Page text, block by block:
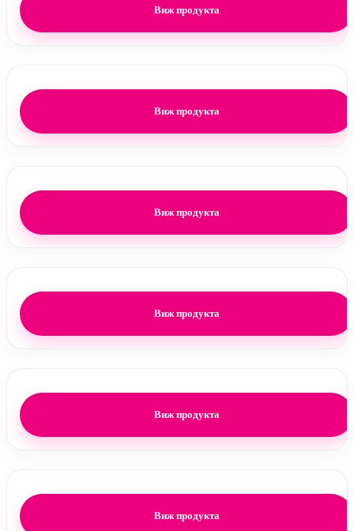
Виж продукта
Виж продукта
Виж продукта
Виж продукта
Виж продукта
Виж продукта